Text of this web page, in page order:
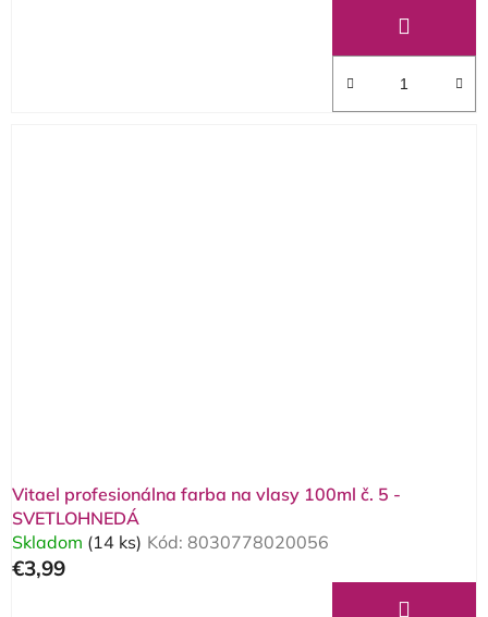
Vitael profesionálna farba na vlasy 100ml č. 5 -
SVETLOHNEDÁ
Skladom (14 ks) Kód: 8030778020056
€3,99